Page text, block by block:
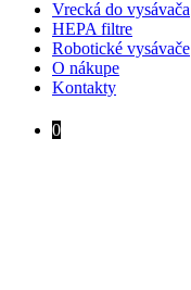
Vrecká do vysávača
HEPA filtre
Robotické vysávače
O nákupe
Kontakty
0